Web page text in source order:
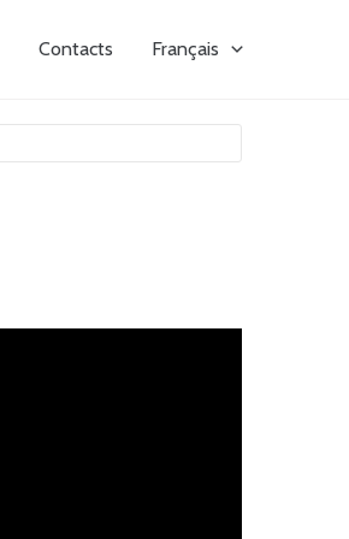
Contacts Français